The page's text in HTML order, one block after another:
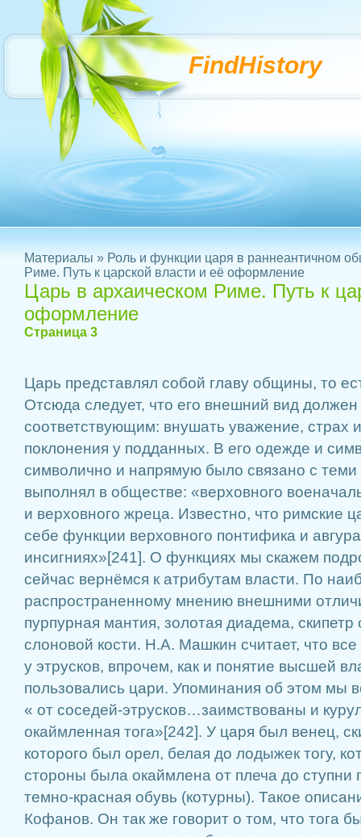
FindHistory
Материалы » Роль и функции царя в раннеантичном
Риме. Путь к царской власти и её оформление
Царь в архаическом Риме. Путь к
оформление
Страница 3
Царь представлял собой главу общины, то
Отсюда следует, что его внешний вид
соответствующим: внушать уважение, страх
поклонения у подданных. В его одежде и
символично и напрямую было связано с
выполнял в обществе: «верховного
и верховного жреца. Известно, что римские
себе функции верховного понтифика и
инсигниях»[241]. О функциях мы скажем
сейчас вернёмся к атрибутам власти. По
распространенному мнению внешними
пурпурная мантия, золотая диадема, скипетр
слоновой кости. Н.А. Машкин считает, что
у этрусков, впрочем, как и понятие высшей
пользовались цари. Упоминания об этом мы
« от соседей-этрусков…заимствованы и
окаймленная тога»[242]. У царя был венец,
которого был орел, белая до лодыжек тогу,
стороны была окаймлена от плеча до ступни
темно-красная обувь (котурны). Такое
Кофанов. Он так же говорит о том, что тога